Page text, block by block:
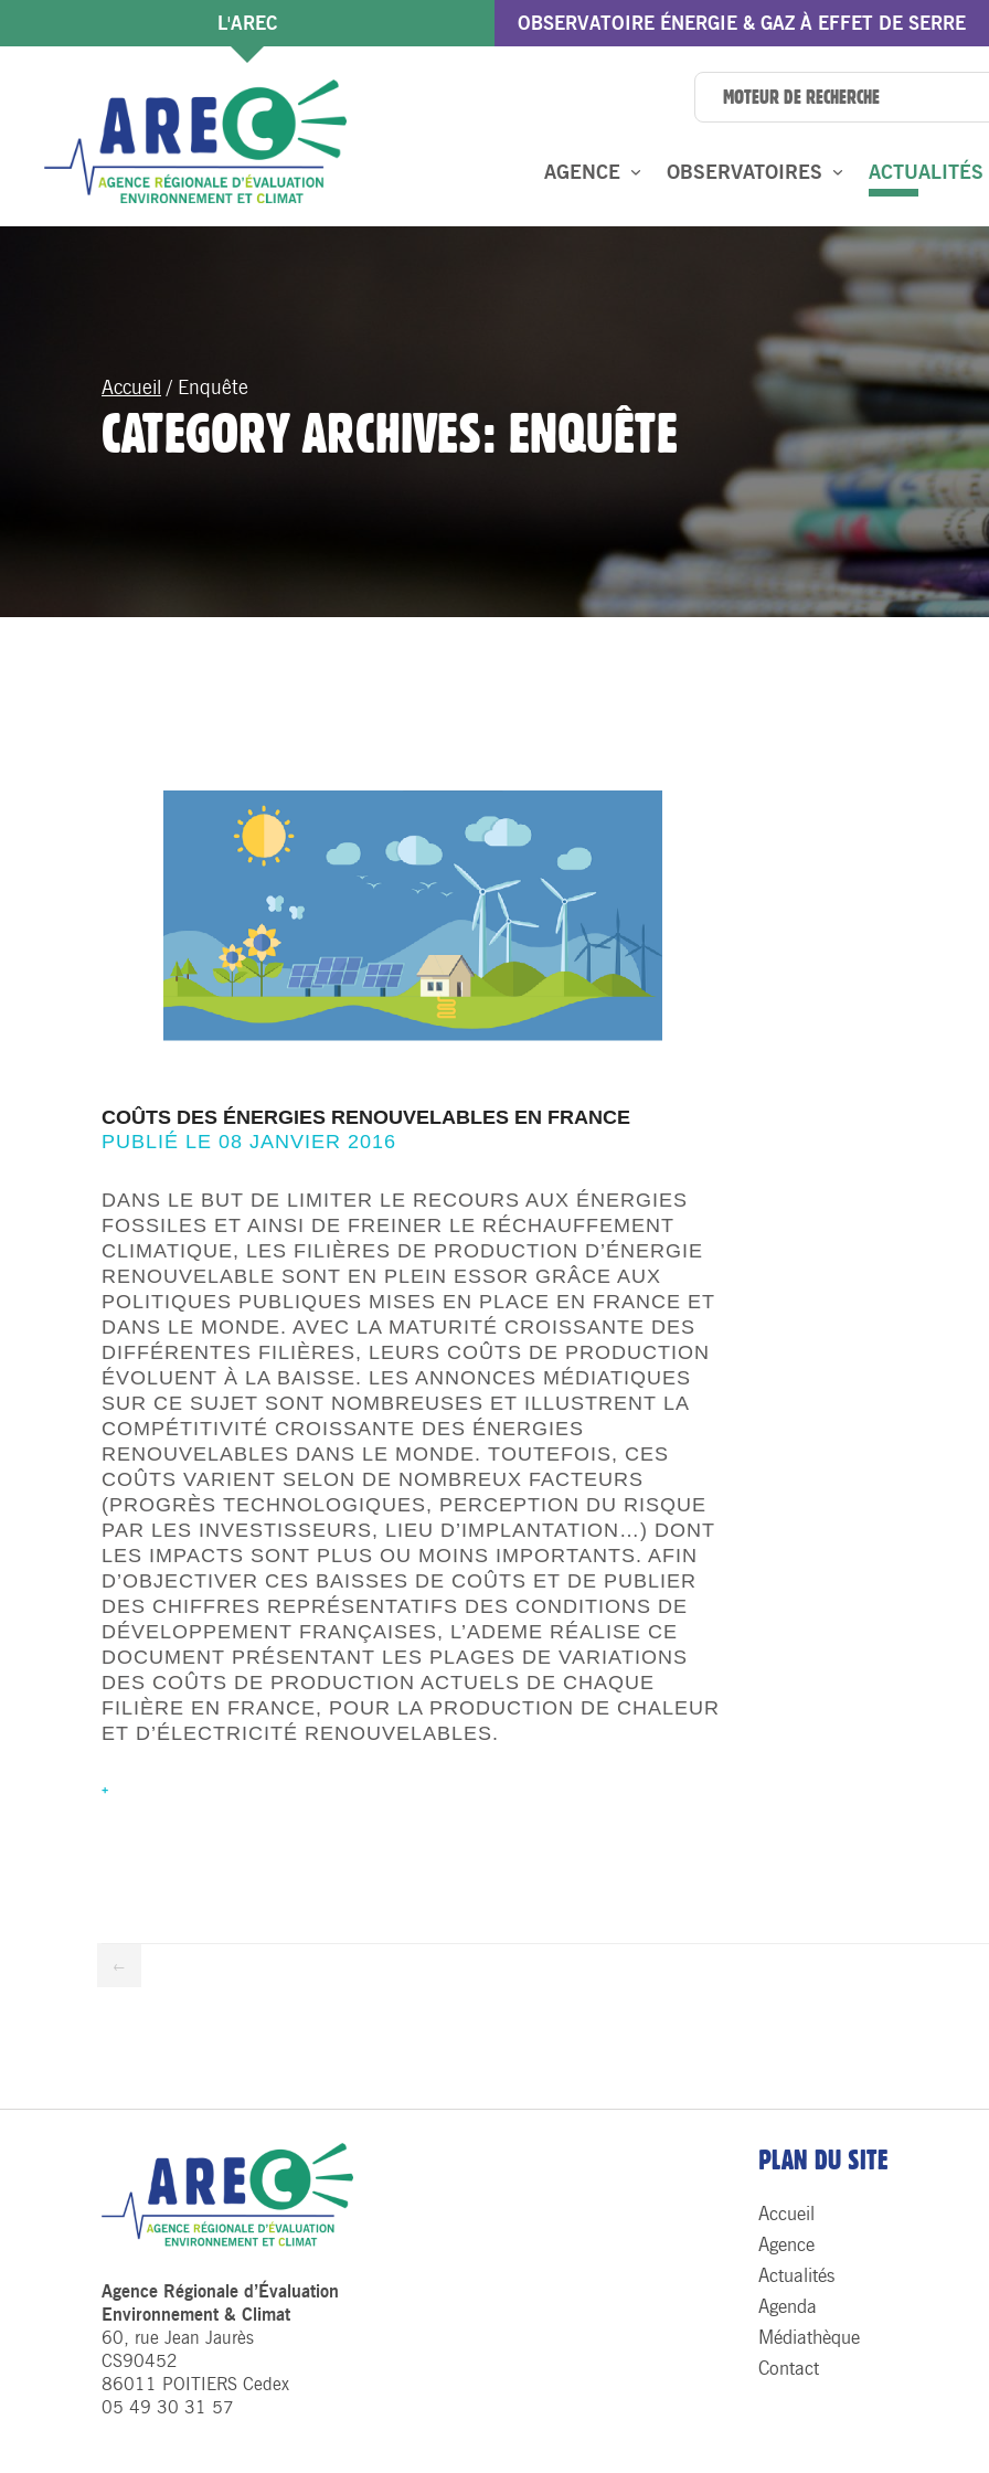
L'AREC OBSERVATOIRE ÉNERGIE & GAZ À EFFET DE SERRE
AGENCE OBSERVATOIRES ACTUALITÉS
Accueil / Enquête
CATEGORY ARCHIVES: ENQUÊTE
COÛTS DES ÉNERGIES RENOUVELABLES EN FRANCE
PUBLIÉ LE 08 JANVIER 2016
DANS LE BUT DE LIMITER LE RECOURS AUX ÉNERGIES
FOSSILES ET AINSI DE FREINER LE RÉCHAUFFEMENT
CLIMATIQUE, LES FILIÈRES DE PRODUCTION D’ÉNERGIE
RENOUVELABLE SONT EN PLEIN ESSOR GRÂCE AUX
POLITIQUES PUBLIQUES MISES EN PLACE EN FRANCE ET
DANS LE MONDE. AVEC LA MATURITÉ CROISSANTE DES
DIFFÉRENTES FILIÈRES, LEURS COÛTS DE PRODUCTION
ÉVOLUENT À LA BAISSE. LES ANNONCES MÉDIATIQUES
SUR CE SUJET SONT NOMBREUSES ET ILLUSTRENT LA
COMPÉTITIVITÉ CROISSANTE DES ÉNERGIES
RENOUVELABLES DANS LE MONDE. TOUTEFOIS, CES
COÛTS VARIENT SELON DE NOMBREUX FACTEURS
(PROGRÈS TECHNOLOGIQUES, PERCEPTION DU RISQUE
PAR LES INVESTISSEURS, LIEU D’IMPLANTATION…) DONT
LES IMPACTS SONT PLUS OU MOINS IMPORTANTS. AFIN
D’OBJECTIVER CES BAISSES DE COÛTS ET DE PUBLIER
DES CHIFFRES REPRÉSENTATIFS DES CONDITIONS DE
DÉVELOPPEMENT FRANÇAISES, L’ADEME RÉALISE CE
DOCUMENT PRÉSENTANT LES PLAGES DE VARIATIONS
DES COÛTS DE PRODUCTION ACTUELS DE CHAQUE
FILIÈRE EN FRANCE, POUR LA PRODUCTION DE CHALEUR
ET D’ÉLECTRICITÉ RENOUVELABLES.
+
←
Agence Régionale d’Évaluation
Environnement & Climat
60, rue Jean Jaurès
CS90452
86011 POITIERS Cedex
05 49 30 31 57
PLAN DU SITE
Accueil
Agence
Actualités
Agenda
Médiathèque
Contact